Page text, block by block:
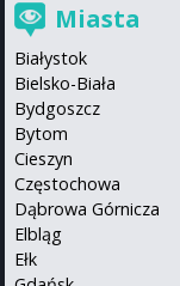
Miasta
Białystok
Bielsko-Biała
Bydgoszcz
Bytom
Cieszyn
Częstochowa
Dąbrowa Górnicza
Elbląg
Ełk